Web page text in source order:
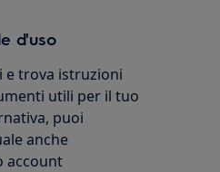
d'uso
e trova istruzioni
utili per il tuo
puoi
anche
account